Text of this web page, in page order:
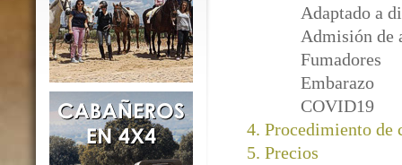
Adaptado a
Admisión de
Fumadores
Embarazo
COVID19
Procedimiento de
Precios